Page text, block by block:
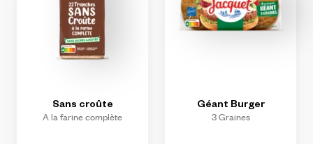
Sans croûte
A la farine complète
Géant Burger
3 Graines